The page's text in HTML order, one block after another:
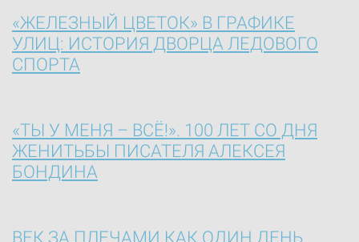
«ЖЕЛЕЗНЫЙ ЦВЕТОК» В ГРАФИКЕ
УЛИЦ: ИСТОРИЯ ДВОРЦА ЛЕДОВОГО
СПОРТА
«ТЫ У МЕНЯ – ВСЁ!». 100 ЛЕТ СО ДНЯ
ЖЕНИТЬБЫ ПИСАТЕЛЯ АЛЕКСЕЯ
БОНДИНА
ВЕК ЗА ПЛЕЧАМИ КАК ОДИН ДЕНЬ